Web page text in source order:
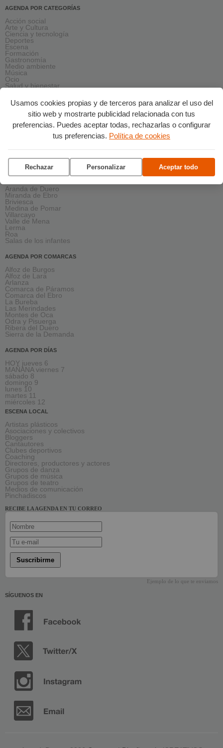
Usamos cookies propias y de terceros para analizar el uso del
sitio web y mostrarte publicidad relacionada con tus
preferencias. Puedes aceptar todas, rechazarlas o configurar
tus preferencias. Política de cookies
Rechazar Personalizar Aceptar todo
AGENDA POR CATEGORÍAS
Acción social
Arte y Cultura
Ciencia y tecnología
Deportes
Escena
Formación
Gastronomía
Medio ambiente
Música
Ocio
Salud y bienestar
Turismo
AGENDA PRÓXIMA
Esta semana
Este fin de semana
Asunción de la Virgen
octubre 2026
noviembre 2026
AGENDA EN LA PROVINCIA
Aranda de Duero
Miranda de Ebro
Briviesca
Medina de Pomar
Villarcayo
Valle de Mena
Lerma
Roa
Salas de los infantes
AGENDA POR COMARCAS
Alfoz de Burgos
Alfoz de Lara
Arlanza
Comarca de Páramos
Comarca del Ebro
La Bureba
Las Merindades
Montes de Oca
Odra y Pisuerga
Ribera del Duero
Sierra de la Demanda
AGENDA POR DÍAS
HOY jueves 6
MAÑANA viernes 7
sábado 8
domingo 9
lunes 10
martes 11
miércoles 12
ESCENA LOCAL
Artistas plásticos
Asociaciones y colectivos
Bloggers
Cantautores
Clubes deportivos
Coaching
Directores, productores y actores
Grupos de danza
Grupos de música
Grupos de teatro
Medios de comunicación
Pinchadiscos
RECIBE LA AGENDA EN TU CORREO
Suscribirme
Ejemplo de lo que te enviamos
SÍGUENOS EN